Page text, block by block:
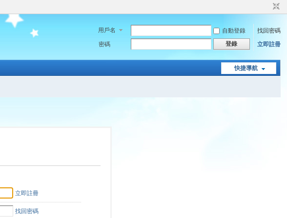
用戶名 自動登錄
找回密碼
密碼
登錄 立即註冊
快捷導航
立即註冊
找回密碼